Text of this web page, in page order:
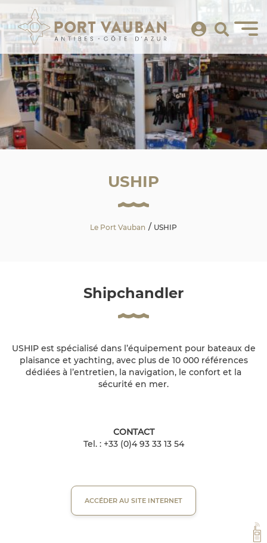
USHIP
Le Port Vauban USHIP
Shipchandler
USHIP est spécialisé dans l’équipement pour bateaux de
plaisance et yachting, avec plus de 10 000 références
dédiées à l’entretien, la navigation, le confort et la
sécurité en mer.
CONTACT
Tel. : +33 (0)4 93 33 13 54
ACCÉDER AU SITE INTERNET